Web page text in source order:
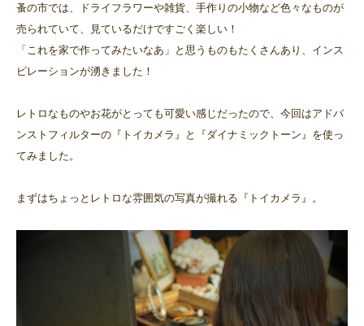
蚤の市では、ドライフラワーや雑貨、手作りの小物など色々なものが
売られていて、見ているだけですごく楽しい！
「これを家で作ってみたいなあ」と思うものもたくさんあり、インス
ピレーションが湧きました！
レトロなものやお花がとっても可愛い感じだったので、今回はアドバ
ンストフィルターの『トイカメラ』と『ダイナミックトーン』を使っ
てみました。
まずはちょっとレトロな雰囲気の写真が撮れる『トイカメラ』。